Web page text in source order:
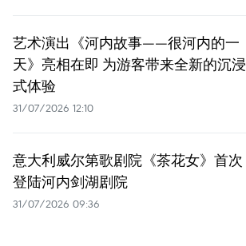
艺术演出《河内故事——很河内的一
天》亮相在即 为游客带来全新的沉浸
式体验
31/07/2026 12:10
意大利威尔第歌剧院《茶花女》首次
登陆河内剑湖剧院
31/07/2026 09:36